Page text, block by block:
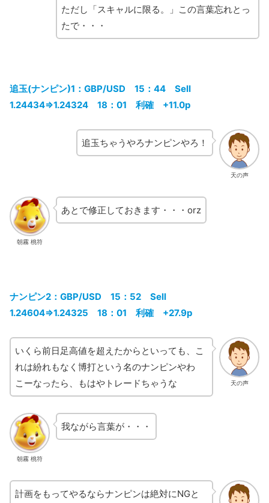
ただし「スキャルに限る。」この言葉忘れとっ
たで・・・
追玉(ナンピン)1：GBP/USD 15：44 Sell
1.24434⇒1.24324 18：01 利確 +11.0p
天の声
追玉ちゃうやろナンピンやろ！
朝霧 桃符
あとで修正しておきます・・・orz
ナンピン2：GBP/USD 15：52 Sell
1.24604⇒1.24325 18：01 利確 +27.9p
天の声
いくら前日足高値を超えたからといっても、こ
れは紛れもなく博打という名のナンピンやわ
こーなったら、もはやトレードちゃうな
朝霧 桃符
我ながら言葉が・・・
計画をもってやるならナンピンは絶対にNGと